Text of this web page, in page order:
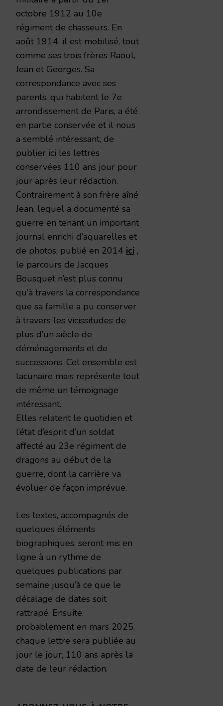
octobre 1912 au 10e
régiment de chasseurs. En
août 1914, il est mobilisé, tout
comme ses trois frères Raoul,
Jean et Georges. Sa
correspondance avec ses
parents, qui habitent le 7e
arrondissement de Paris, a été
en partie conservée et il nous
a semblé intéressant, de
publier ici les lettres
conservées 110 ans jour pour
jour après leur rédaction.
Contrairement à son frère aîné
Jean, lequel a documenté sa
guerre en tenant un important
journal enrichi d’aquarelles et
de photos, publié en 2014 ici ,
le parcours de Jacques
Bousquet n’est plus connu
qu’à travers la correspondance
que sa famille a pu conserver
à travers les vicissitudes de
plus d’un siècle de
déménagements et de
successions. Cet ensemble est
lacunaire mais représente tout
de même un témoignage
intéressant.
Elles relatent le quotidien et
l’état d’esprit d’un soldat
affecté au 23e régiment de
dragons au début de la
guerre, dont la carrière va
évoluer de façon imprévue.
Les textes, accompagnés de
quelques éléments
biographiques, seront mis en
ligne à un rythme de
quelques publications par
semaine jusqu’à ce que le
décalage de dates soit
rattrapé. Ensuite,
probablement en mars 2025,
chaque lettre sera publiée au
jour le jour, 110 ans après la
date de leur rédaction.